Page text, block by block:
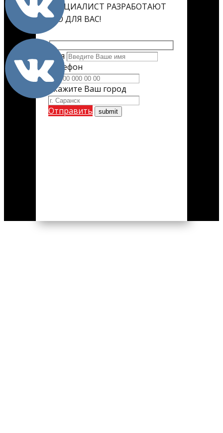
СПЕЦИАЛИСТ РАЗРАБОТАЮТ
ЕГО ДЛЯ ВАС!
Имя
Телефон
Укажите Ваш город
Отправить